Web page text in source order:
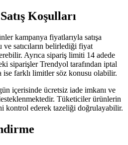
Koşulları
kampanya fiyatlarıyla satışa
satıcıların belirlediği fiyat
Ayrıca sipariş limiti 14 adede
siparişler Trendyol tarafından iptal
ise farklı limitler söz konusu olabilir.
içerisinde ücretsiz iade imkanı ve
Tüketiciler ürünlerin
kontrol ederek tazeliği doğrulayabilir.